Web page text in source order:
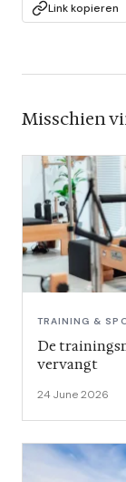
Link kopieren
Misschien
TRAINING &
De
vervangt
24 June 2026